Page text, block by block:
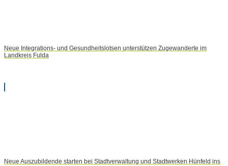
Neue Integrations- und Gesundheitslotsen unterstützen Zugewanderte im
Landkreis Fulda
Neue Auszubildende starten bei Stadtverwaltung und Stadtwerken Hünfeld ins